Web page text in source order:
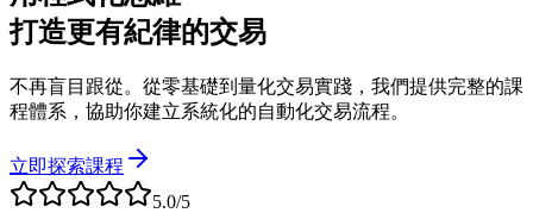
打造更有紀律的交易
不再盲目跟從。從零基礎到量化交易實踐，我們提供完整的課
程體系，協助你建立系統化的自動化交易流程。
立即探索課程
5.0/5